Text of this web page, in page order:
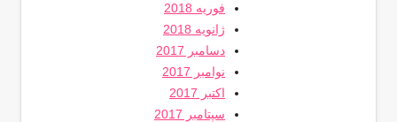
فوریه 2018
ژانویه 2018
دسامبر 2017
نوامبر 2017
اکتبر 2017
سپتامبر 2017